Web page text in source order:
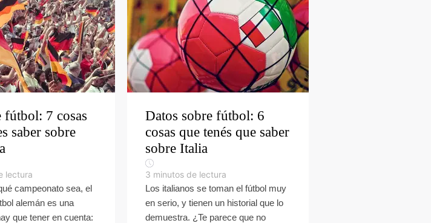
fútbol: 7 cosas
saber sobre
lectura
campeonato sea, el
alemán es una
que tener en cuenta:
Datos sobre fútbol: 6
cosas que tenés que saber
sobre Italia
3 minutos de lectura
Los italianos se toman el fútbol muy
en serio, y tienen un historial que lo
demuestra. ¿Te parece que no